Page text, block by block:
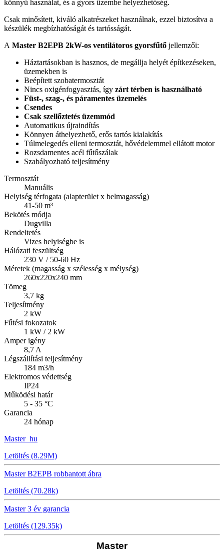
könnyű használat, és a gyors üzembe helyezhetőség.
Csak minősített, kiváló alkatrészeket használnak, ezzel biztosítva a
készülék megbízhatóságát és tartósságát.
A Master B2EPB 2kW-os ventilátoros gyorsfűtő jellemzői:
Háztartásokban is hasznos, de megállja helyét építkezéseken,
üzemekben is
Beépített szobatermosztát
Nincs oxigénfogyasztás, így zárt térben is használható
Füst-, szag-, és páramentes üzemelés
Csendes
Csak szellőztetés üzemmód
Automatikus újraindítás
Könnyen áthelyezhető, erős tartós kialakítás
Túlmelegedés elleni termosztát, hővédelemmel ellátott motor
Rozsdamentes acél fűtőszálak
Szabályozható teljesítmény
Termosztát
Manuális
Helyiség térfogata (alapterület x belmagasság)
41-50 m³
Bekötés módja
Dugvilla
Rendeltetés
Vizes helyiségbe is
Hálózati feszültség
230 V / 50-60 Hz
Méretek (magasság x szélesség x mélység)
260x220x240 mm
Tömeg
3,7 kg
Teljesítmény
2 kW
Fűtési fokozatok
1 kW / 2 kW
Amper igény
8,7 A
Légszállítási teljesítmény
184 m3/h
Elektromos védettség
IP24
Működési határ
5 - 35 °C
Garancia
24 hónap
Master_hu
Letöltés (8.29M)
Master B2EPB robbantott ábra
Letöltés (70.28k)
Master 3 év garancia
Letöltés (129.35k)
Master